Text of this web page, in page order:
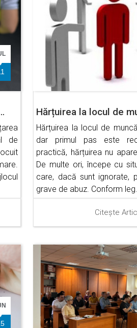
de
Hărțuirea la locul de
Hărțuirea la locul de
dar primul pas este
practică, hărțuirea nu
De multe ori, începe cu
care, dacă sunt ignorate,
grave de abuz. Conform leg…
Citește